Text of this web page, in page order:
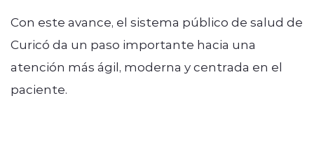
Con este avance, el sistema público de salud de
Curicó da un paso importante hacia una
atención más ágil, moderna y centrada en el
paciente.